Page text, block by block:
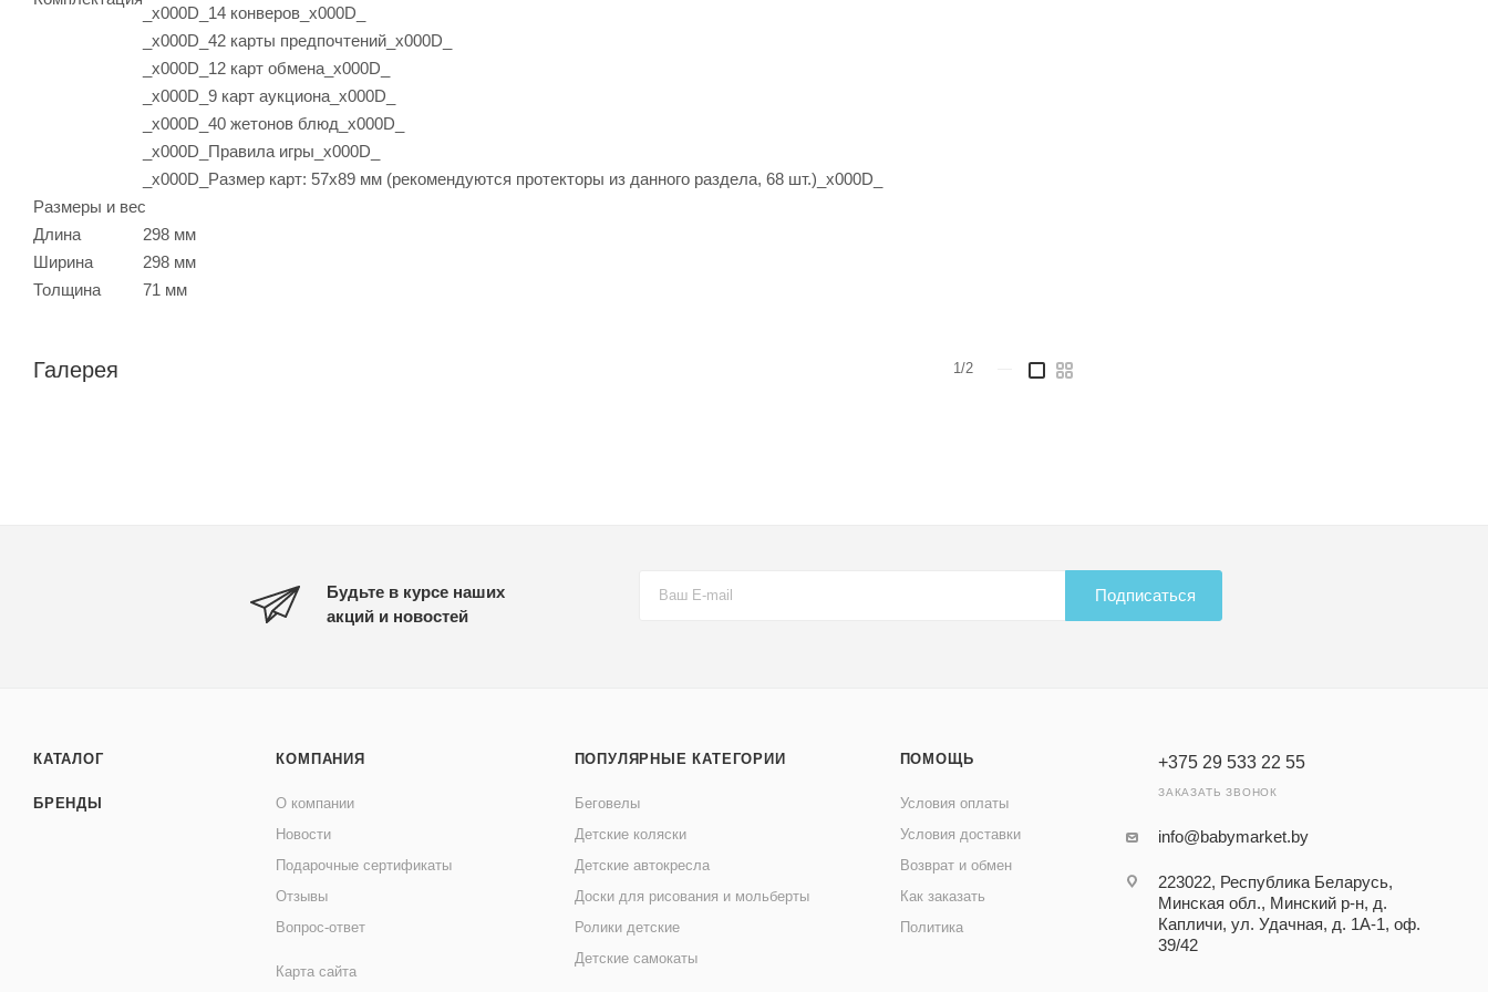
_x000D_14 конверов_x000D_
_x000D_42 карты предпочтений_x000D_
_x000D_12 карт обмена_x000D_
_x000D_9 карт аукциона_x000D_
_x000D_40 жетонов блюд_x000D_
_x000D_Правила игры_x000D_
_x000D_Размер карт: 57х89 мм (рекомендуются протекторы из данного раздела, 68 шт.)_x000D_
Размеры и вес
Длина
298 мм
Ширина
298 мм
Толщина
71 мм
Галерея 1/2
Будьте в курсе наших
акций и новостей
Подписаться
КАТАЛОГ
БРЕНДЫ
КОМПАНИЯ
О компании
Новости
Подарочные сертификаты
Отзывы
Вопрос-ответ
Карта сайта
ПОПУЛЯРНЫЕ КАТЕГОРИИ
Беговелы
Детские коляски
Детские автокресла
Доски для рисования и мольберты
Ролики детские
Детские самокаты
ПОМОЩЬ
Условия оплаты
Условия доставки
Возврат и обмен
Как заказать
Политика
+375 29 533 22 55
ЗАКАЗАТЬ ЗВОНОК
info@babymarket.by
223022, Республика Беларусь,
Минская обл., Минский р-н, д.
Капличи, ул. Удачная, д. 1А-1, оф.
39/42